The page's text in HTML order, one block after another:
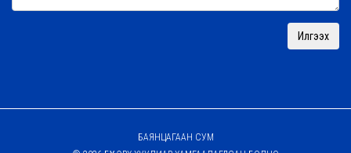
БАЯНЦАГААН СУМ